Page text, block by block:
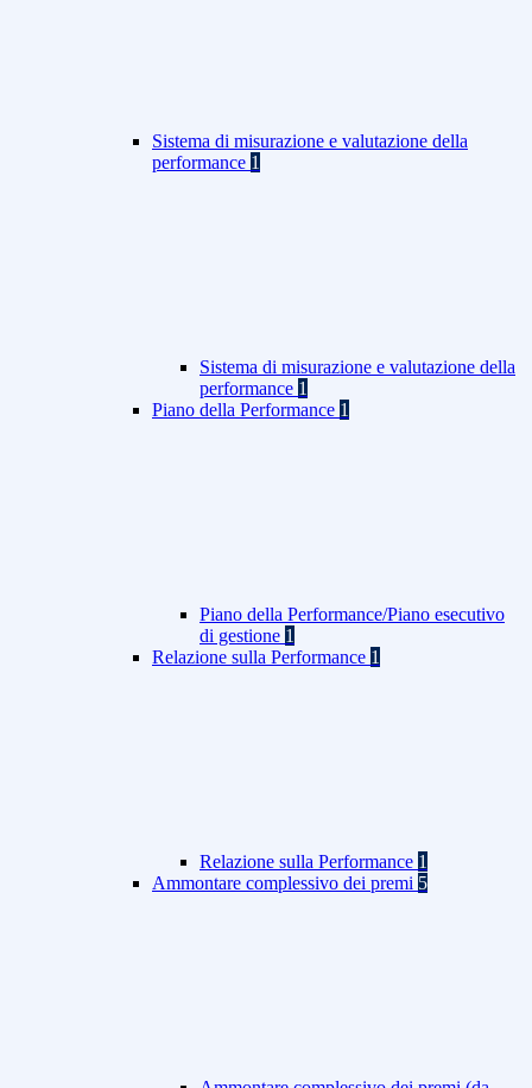
Sistema di misurazione e valutazione della
performance 1
Sistema di misurazione e valutazione della
performance 1
Piano della Performance 1
Piano della Performance/Piano esecutivo
di gestione 1
Relazione sulla Performance 1
Relazione sulla Performance 1
Ammontare complessivo dei premi 5